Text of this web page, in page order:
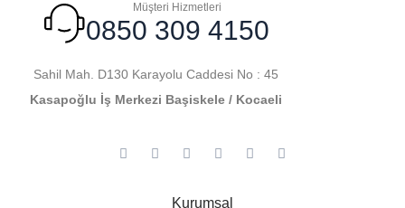
Müşteri Hizmetleri
0850 309 4150
Sahil Mah. D130 Karayolu Caddesi No : 45
Kasapoğlu İş Merkezi Başiskele / Kocaeli
Kurumsal